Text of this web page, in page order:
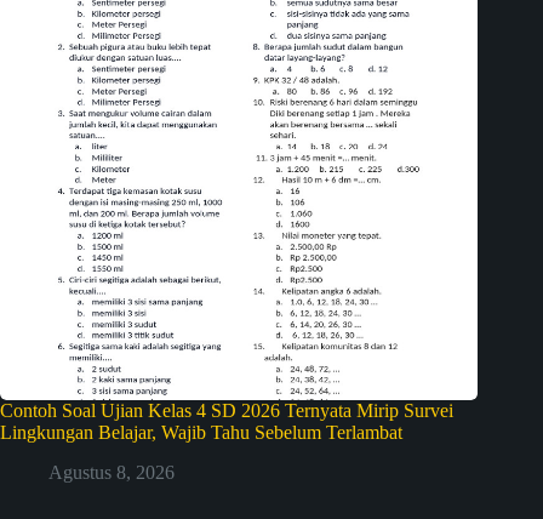
Contoh Soal Ujian Kelas 4 SD 2026 Ternyata Mirip Survei
Lingkungan Belajar, Wajib Tahu Sebelum Terlambat
Agustus 8, 2026